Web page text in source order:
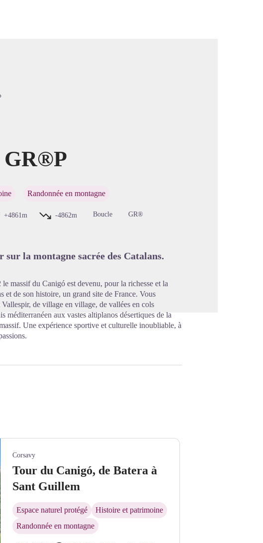
GR®P
Randonnée en montagne
+4861m -4862m Boucle
GR®
la montagne sacrée des Catalans.
massif du Canigó est devenu, pour la richesse et la
et de son histoire, un grand site de France. Vous
de village en village, de vallées en cols
méditerranéen aux vastes altiplanos désertiques de la
Une expérience sportive et culturelle inoubliable, à
Corsavy
Tour du Canigó, de Batera à
Sant Guillem
Espace naturel protégé
Histoire et patrimoine
Randonnée en montagne